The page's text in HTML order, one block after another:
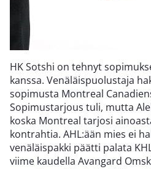
HK Sotshi on tehnyt
kanssa. Venäläispuolustaja
sopimusta Montreal
Sopimustarjous tuli, mutta
koska Montreal tarjosi
kontrahtia. AHL:ään mies ei
venäläispakki päätti palata
viime kaudella Avangard